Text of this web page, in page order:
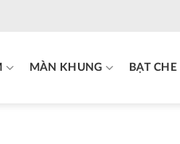
MÀN KHUNG BẠT CHE